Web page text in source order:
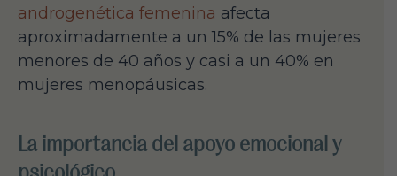
androgenética femenina afecta
aproximadamente a un 15% de las mujeres
menores de 40 años y casi a un 40% en
mujeres menopáusicas.
La importancia del apoyo emocional y